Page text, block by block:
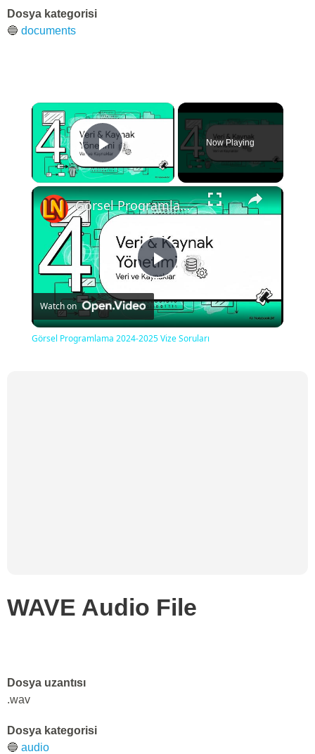
Dosya kategorisi
🔵 documents
×
Play Video
Now Playing
×
Play
Video
Görsel Programlama 2024-2025 Vize Soruları
Watch on
Görsel Programlama 2024-2025 Vize Soruları
WAVE Audio File
Dosya uzantısı
.wav
Dosya kategorisi
🔵 audio